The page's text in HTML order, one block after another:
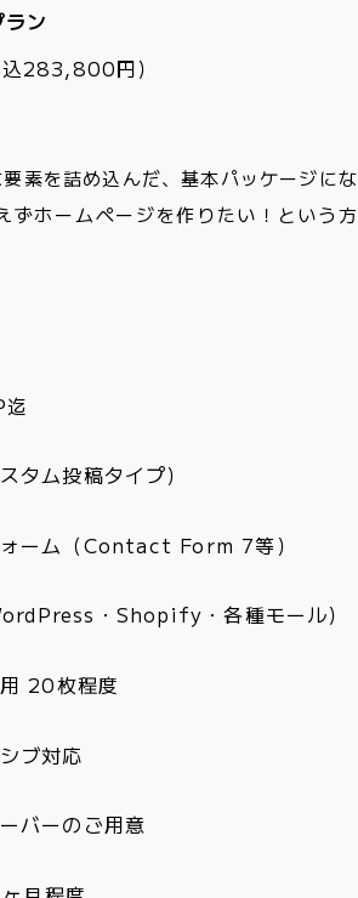
ン
込283,800円）
素を詰め込んだ、基本パッケージにな
ずホームページを作りたい！という方
タム投稿タイプ）
ーム（Contact Form 7等）
・Shopify・各種モール）
20枚程度
ブ対応
バーのご用意